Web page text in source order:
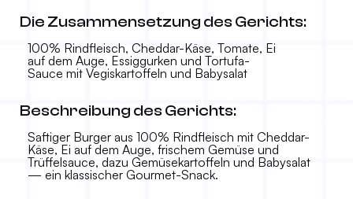
Burger Bottega
Die Zusammensetzung des Gerichts:
100% Rindfleisch, Cheddar-Käse, Tomate, Ei
auf dem Auge, Essiggurken und Tortufa-
Sauce mit Vegiskartoffeln und Babysalat
Beschreibung des Gerichts:
Saftiger Burger aus 100% Rindfleisch mit Cheddar-
Käse, Ei auf dem Auge, frischem Gemüse und
Trüffelsauce, dazu Gemüsekartoffeln und Babysalat
— ein klassischer Gourmet-Snack.